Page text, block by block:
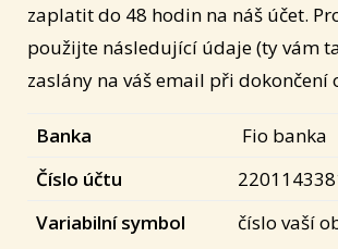
zaplatit do 48 hodin na náš účet.
použijte následující údaje (ty vám
zaslány na váš email při dokončení
Banka
Fio banka
Číslo účtu
Variabilní symbol
číslo vaší